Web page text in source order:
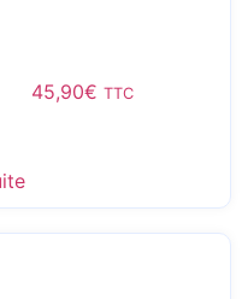
45,90€ TTC